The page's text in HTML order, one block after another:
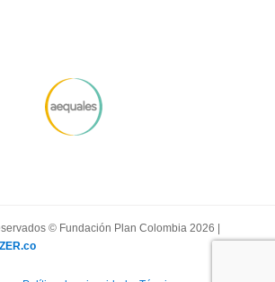
© Fundación Plan Colombia 2026 |